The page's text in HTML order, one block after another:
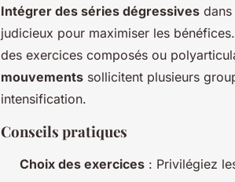
Intégrer des séries dégressives
judicieux pour maximiser les
des exercices composés ou
mouvements sollicitent plusieurs
intensification.
Conseils pratiques
Choix des exercices : Privilégiez